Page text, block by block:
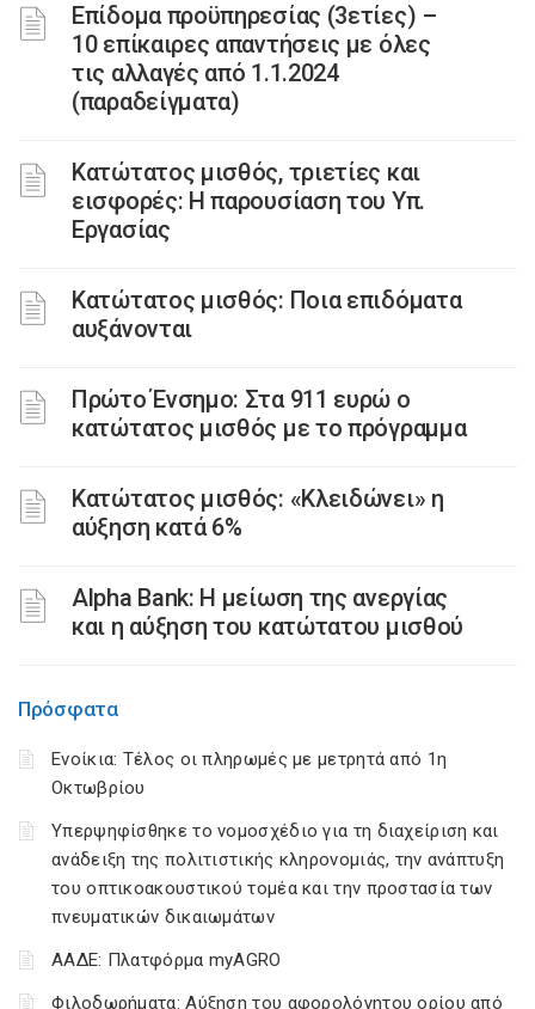
Επίδομα προϋπηρεσίας (3ετίες) –
10 επίκαιρες απαντήσεις με όλες
τις αλλαγές από 1.1.2024
(παραδείγματα)
Κατώτατος μισθός, τριετίες και
εισφορές: Η παρουσίαση του Υπ.
Εργασίας
Κατώτατος μισθός: Ποια επιδόματα
αυξάνονται
Πρώτο Ένσημο: Στα 911 ευρώ ο
κατώτατος μισθός με το πρόγραμμα
Κατώτατος μισθός: «Κλειδώνει» η
αύξηση κατά 6%
Alpha Bank: Η μείωση της ανεργίας
και η αύξηση του κατώτατου μισθού
Πρόσφατα
Ενοίκια: Τέλος οι πληρωμές με μετρητά από 1η
Οκτωβρίου
Υπερψηφίσθηκε το νομοσχέδιο για τη διαχείριση και
ανάδειξη της πολιτιστικής κληρονομιάς, την ανάπτυξη
του οπτικοακουστικού τομέα και την προστασία των
πνευματικών δικαιωμάτων
ΑΑΔΕ: Πλατφόρμα myAGRO
Φιλοδωρήματα: Αύξηση του αφορολόγητου ορίου από